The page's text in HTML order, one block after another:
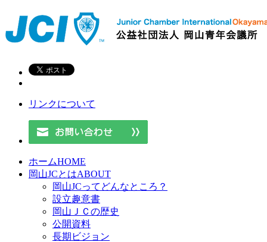
リンクについて
ホームHOME
岡山JCとはABOUT
岡山JCってどんなところ？
設立趣意書
岡山ＪＣの歴史
公開資料
長期ビジョン